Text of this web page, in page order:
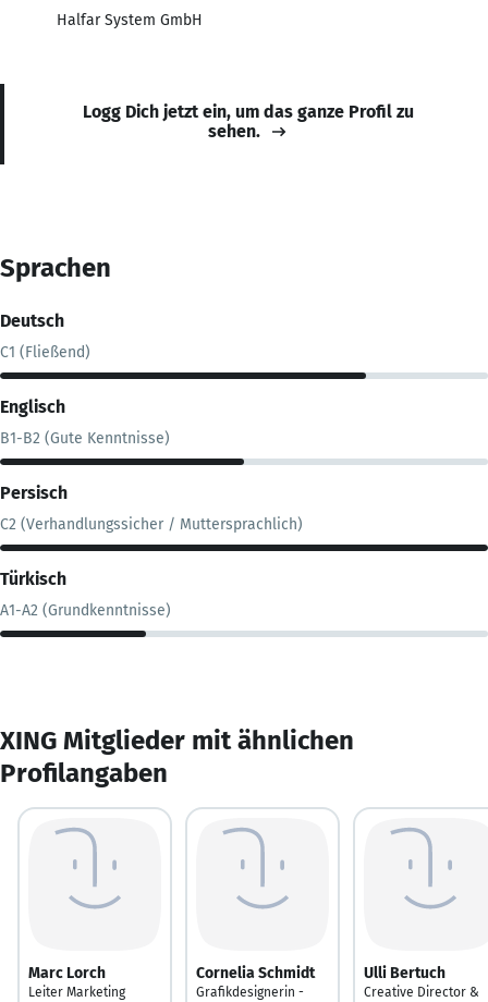
Halfar System GmbH
Logg Dich jetzt ein, um das ganze Profil zu
sehen.
Sprachen
Deutsch
C1 (Fließend)
Englisch
B1-B2 (Gute Kenntnisse)
Persisch
C2 (Verhandlungssicher / Muttersprachlich)
Türkisch
A1-A2 (Grundkenntnisse)
XING Mitglieder mit ähnlichen
Profilangaben
Marc Lorch
Leiter Marketing
Cornelia Schmidt
Grafikdesignerin -
Ulli Bertuch
Creative Director &